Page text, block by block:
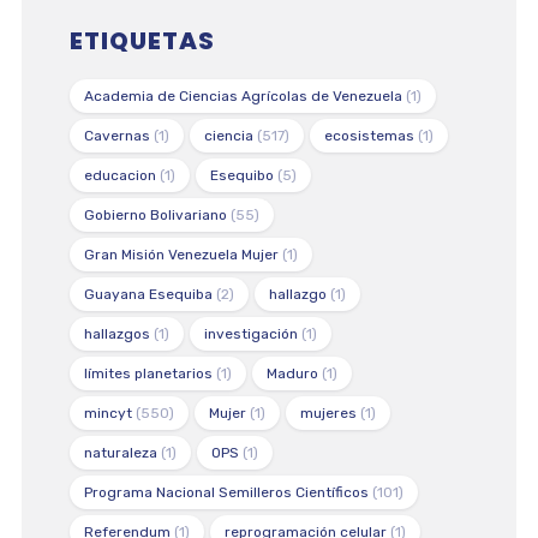
ETIQUETAS
Academia de Ciencias Agrícolas de Venezuela (1)
Cavernas (1) ciencia (517) ecosistemas (1)
educacion (1) Esequibo (5)
Gobierno Bolivariano (55)
Gran Misión Venezuela Mujer(1)
Guayana Esequiba (2) hallazgo (1)
hallazgos (1) investigación (1)
límites planetarios (1) Maduro (1)
mincyt(550) Mujer(1) mujeres (1)
naturaleza (1) OPS (1)
Programa Nacional Semilleros Científicos (101)
Referendum (1) reprogramación celular(1)